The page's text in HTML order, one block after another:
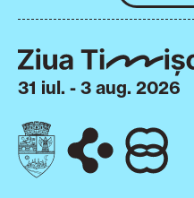
31 iul. - 3 aug. 2026